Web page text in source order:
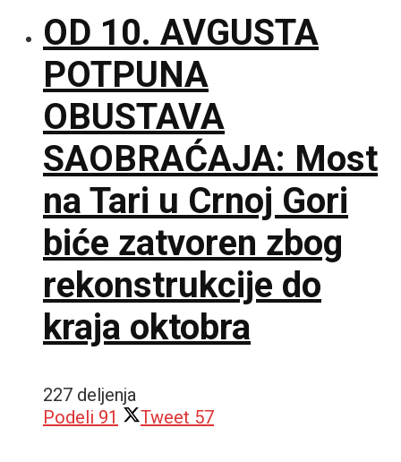
OD 10. AVGUSTA
POTPUNA
OBUSTAVA
SAOBRAĆAJA: Most
na Tari u Crnoj Gori
biće zatvoren zbog
rekonstrukcije do
kraja oktobra
227 deljenja
Podeli 91 Tweet 57